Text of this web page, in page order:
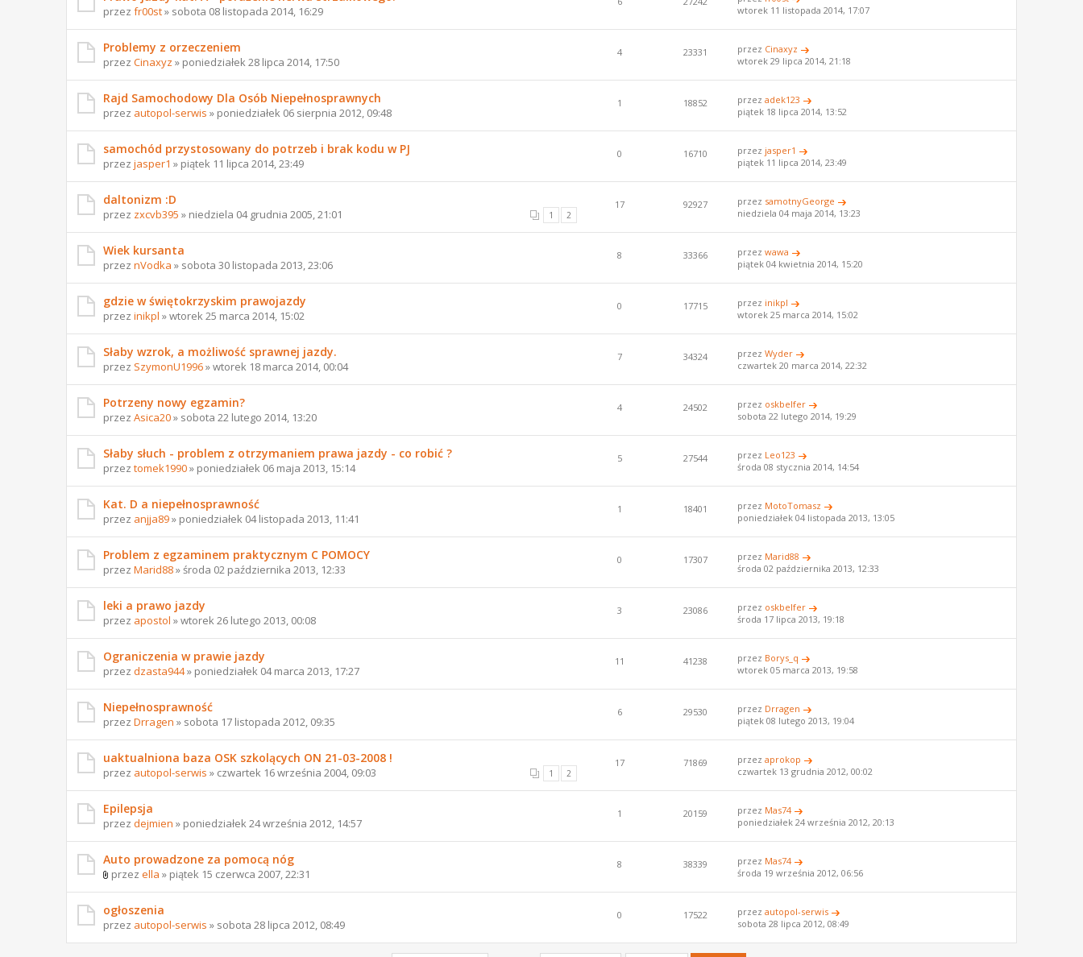
przez fr00st» sobota 08 listopada 2014, 16:29
wtorek 11 listopada 2014, 17:07
Problemy z orzeczeniem
przez Cinaxyz » poniedziałek 28 lipca 2014, 17:50
4 23331 przez Cinaxyz
wtorek 29 lipca 2014, 21:18
Rajd Samochodowy Dla Osób Niepełnosprawnych
przez autopol-serwis » poniedziałek 06 sierpnia 2012, 09:48
1 18852 przezadek123
piątek 18 lipca 2014, 13:52
samochód przystosowany do potrzeb i brak kodu w PJ
przez jasper1 » piątek 11 lipca 2014, 23:49
0 16710 przez jasper1
piątek 11 lipca 2014, 23:49
daltonizm :D
1 2
przez zxcvb395 » niedziela 04 grudnia 2005, 21:01
17 92927 przez samotnyGeorge
niedziela 04 maja 2014, 13:23
Wiek kursanta
przez nVodka » sobota 30 listopada 2013, 23:06
8 33366 przezwawa
piątek 04 kwietnia 2014, 15:20
gdzie w świętokrzyskim prawojazdy
przez inikpl » wtorek 25 marca 2014, 15:02
0 17715 przez inikpl
wtorek 25 marca 2014, 15:02
Słaby wzrok, a możliwość sprawnej jazdy.
przez SzymonU1996» wtorek 18 marca 2014, 00:04
7 34324 przezWyder
czwartek 20 marca 2014, 22:32
Potrzeny nowy egzamin?
przez Asica20» sobota 22 lutego 2014, 13:20
4 24502 przez oskbelfer
sobota 22 lutego 2014, 19:29
Słaby słuch - problem z otrzymaniem prawa jazdy - co robić ?
przez tomek1990» poniedziałek 06 maja 2013, 15:14
5 27544 przez Leo123
środa 08 stycznia 2014, 14:54
Kat. D a niepełnosprawność
przez anjja89» poniedziałek 04 listopada 2013, 11:41
1 18401 przez MotoTomasz
poniedziałek 04 listopada 2013, 13:05
Problem z egzaminem praktycznym C POMOCY
przez Marid88» środa 02 października 2013, 12:33
0 17307 przez Marid88
środa 02 października 2013, 12:33
leki a prawo jazdy
przez apostol » wtorek 26 lutego 2013, 00:08
3 23086 przez oskbelfer
środa 17 lipca 2013, 19:18
Ograniczenia w prawie jazdy
przez dzasta944» poniedziałek 04 marca 2013, 17:27
11 41238 przez Borys_q
wtorek 05 marca 2013, 19:58
Niepełnosprawność
przez Drragen » sobota 17 listopada 2012, 09:35
6 29530 przez Drragen
piątek 08 lutego 2013, 19:04
uaktualniona baza OSK szkolących ON 21-03-2008 !
1 2
przez autopol-serwis » czwartek 16 września 2004, 09:03
17 71869 przezaprokop
czwartek 13 grudnia 2012, 00:02
Epilepsja
przez dejmien » poniedziałek 24 września 2012, 14:57
1 20159 przez Mas74
poniedziałek 24 września 2012, 20:13
Auto prowadzone za pomocą nóg
przez ella » piątek 15 czerwca 2007, 22:31
8 38339 przez Mas74
środa 19 września 2012, 06:56
ogłoszenia
przez autopol-serwis » sobota 28 lipca 2012, 08:49
0 17522 przezautopol-serwis
sobota 28 lipca 2012, 08:49